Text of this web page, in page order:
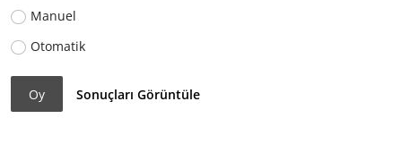
Manuel
Otomatik
Oy Sonuçları Görüntüle